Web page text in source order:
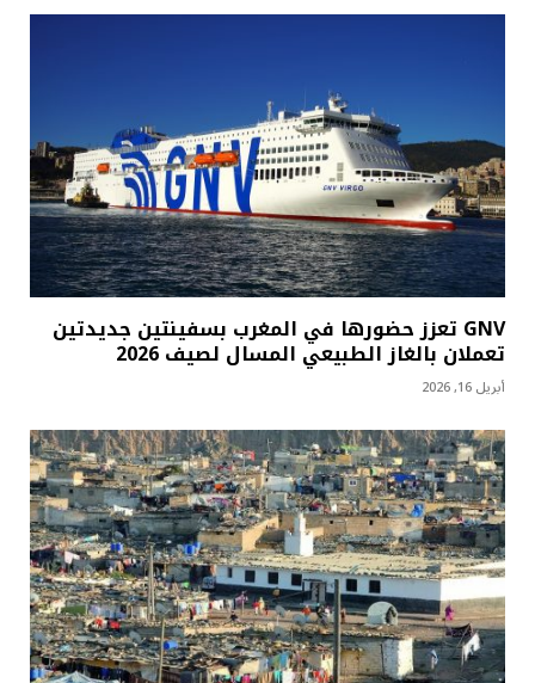
GNV تعزز حضورها في المغرب بسفينتين جديدتين
تعملان بالغاز الطبيعي المسال لصيف 2026
أبريل 16, 2026